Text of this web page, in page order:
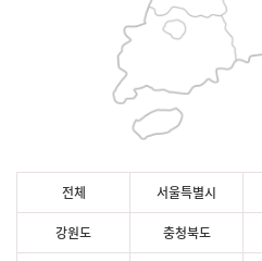
전체 서울특별시
강원도 충청북도